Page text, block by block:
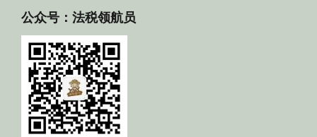
公众号：法税领航员